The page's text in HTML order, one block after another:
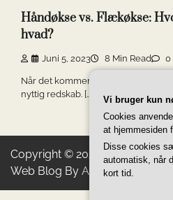
Håndøkse vs. Flækøkse:
hvad?
Juni 5, 2023 8 Min Read 0
Når det kommer til at kløve træ,
nyttig redskab. […]
Copyright © 2026 Gerberas
Web Blog By Adore Themes
Vi bruger kun
Cookies
at hjemmesiden
Disse cookies
automatisk, når
kort tid.